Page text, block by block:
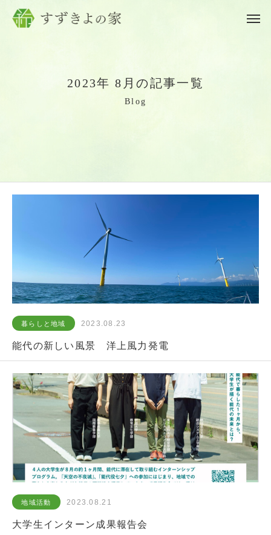
2023年 8 月の記事一 覧
Bl og
暮らしと地域 2023.08.23
能代の新しい風景 洋上風力発電
地域活動 2023.08.21
大学生インターン成果報告会